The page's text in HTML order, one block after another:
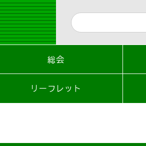
総会
リーフレット